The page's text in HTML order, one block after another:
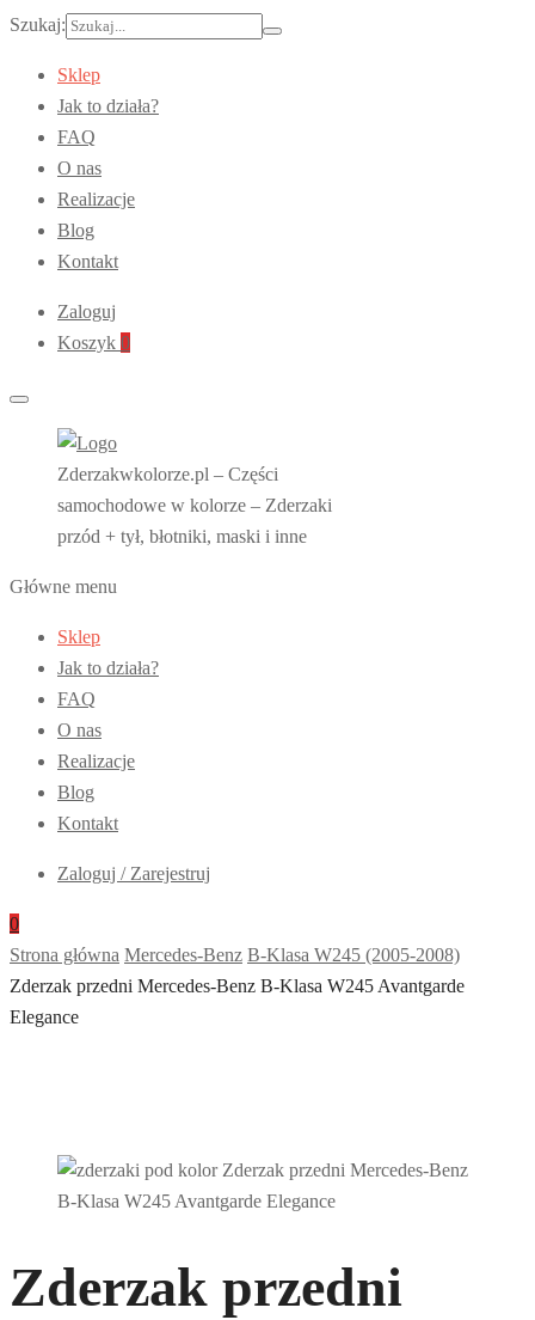
Szukaj:
Sklep
Jak to działa?
FAQ
O nas
Realizacje
Blog
Kontakt
Zaloguj
Koszyk 0
Zderzakwkolorze.pl – Części
samochodowe w kolorze – Zderzaki
przód + tył, błotniki, maski i inne
Główne menu
Sklep
Jak to działa?
FAQ
O nas
Realizacje
Blog
Kontakt
Zaloguj / Zarejestruj
0
Strona główna Mercedes-Benz B-Klasa W245 (2005-2008)
Zderzak przedni Mercedes-Benz B-Klasa W245 Avantgarde
Elegance
Zderzak przedni